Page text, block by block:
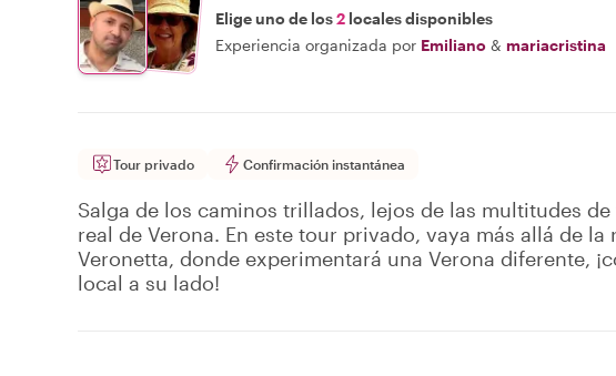
Elige uno de los2 locales disponibles
Experiencia organizada por Emiliano & mariacristina
Tour privado Confirmación instantánea
Salga de los caminos trillados, lejos de las multitudes
real de Verona. En este tour privado, vaya más allá de
Veronetta, donde experimentará una Verona diferente,
local a su lado!